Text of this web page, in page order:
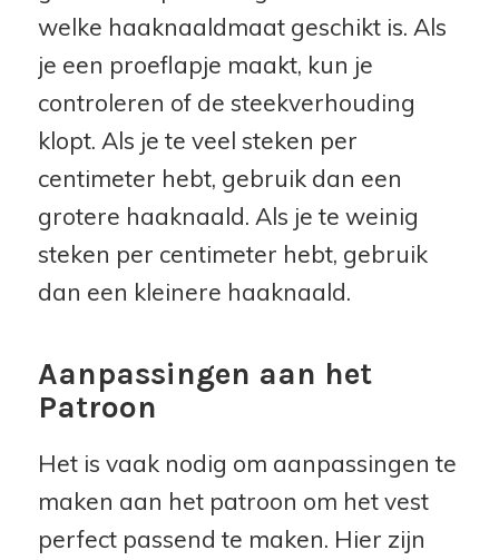
welke haaknaaldmaat geschikt is. Als
je een proeflapje maakt, kun je
controleren of de steekverhouding
klopt. Als je te veel steken per
centimeter hebt, gebruik dan een
grotere haaknaald. Als je te weinig
steken per centimeter hebt, gebruik
dan een kleinere haaknaald.
Aanpassingen aan het
Patroon
Het is vaak nodig om aanpassingen te
maken aan het patroon om het vest
perfect passend te maken. Hier zijn